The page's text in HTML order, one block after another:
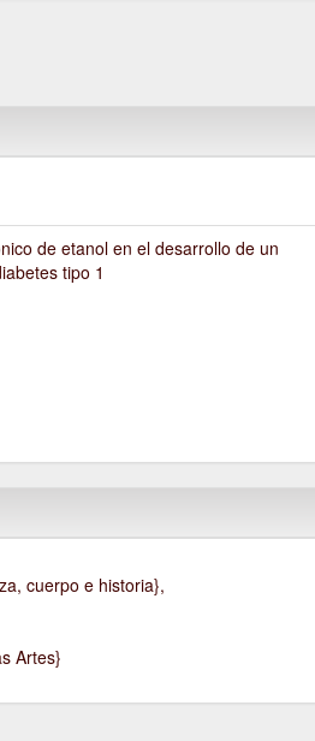
de etanol en el desarrollo de un
tipo 1
cuerpo e historia},
Artes}